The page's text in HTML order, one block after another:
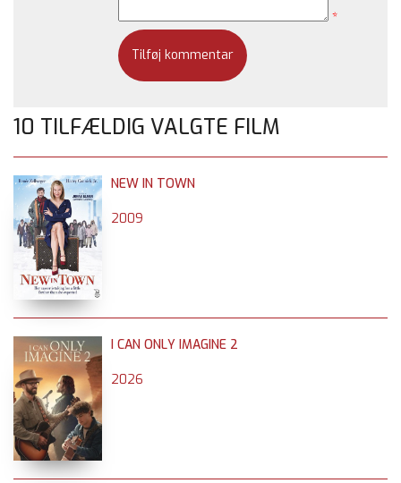
*
10 TILFÆLDIG VALGTE FILM
NEW IN TOWN
2009
I CAN ONLY IMAGINE 2
2026